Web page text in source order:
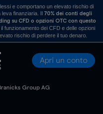
e comportano un elevato rischio di
leva finanziaria. Il70% dei conti degli
su CFD o opzioni OTC con questo
funzionamento dei CFD e delle opzioni
rischio di perdere il tuo denaro.
Apri un conto
Group AG